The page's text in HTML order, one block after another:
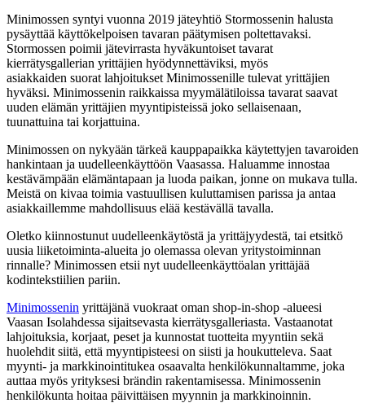
Minimossen syntyi vuonna 2019 jäteyhtiö Stormossenin halusta
pysäyttää käyttökelpoisen tavaran päätymisen poltettavaksi.
Stormossen poimii jätevirrasta hyväkuntoiset tavarat
kierrätysgallerian yrittäjien hyödynnettäviksi, myös
asiakkaiden suorat lahjoitukset Minimossenille tulevat yrittäjien
hyväksi. Minimossenin raikkaissa myymälätiloissa tavarat saavat
uuden elämän yrittäjien myyntipisteissä joko sellaisenaan,
tuunattuina tai korjattuina.
Minimossen on nykyään tärkeä kauppapaikka käytettyjen tavaroiden
hankintaan ja uudelleenkäyttöön Vaasassa. Haluamme innostaa
kestävämpään elämäntapaan ja luoda paikan, jonne on mukava tulla.
Meistä on kivaa toimia vastuullisen kuluttamisen parissa ja antaa
asiakkaillemme mahdollisuus elää kestävällä tavalla.
Oletko kiinnostunut uudelleenkäytöstä ja yrittäjyydestä, tai etsitkö
uusia liiketoiminta-alueita jo olemassa olevan yritystoiminnan
rinnalle? Minimossen etsii nyt uudelleenkäyttöalan yrittäjää
kodintekstiilien pariin.
Minimossenin yrittäjänä vuokraat oman shop-in-shop -alueesi
Vaasan Isolahdessa sijaitsevasta kierrätysgalleriasta. Vastaanotat
lahjoituksia, korjaat, peset ja kunnostat tuotteita myyntiin sekä
huolehdit siitä, että myyntipisteesi on siisti ja houkutteleva. Saat
myynti- ja markkinointitukea osaavalta henkilökunnaltamme, joka
auttaa myös yrityksesi brändin rakentamisessa. Minimossenin
henkilökunta hoitaa päivittäisen myynnin ja markkinoinnin.